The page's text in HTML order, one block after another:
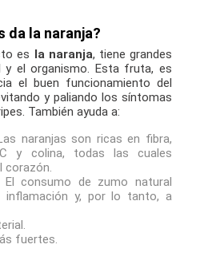
da la naranja?
es la naranja, tiene grandes
y el organismo. Esta fruta, es
el buen funcionamiento del
y paliando los síntomas
También ayuda a:
naranjas son ricas en fibra,
y colina, todas las cuales
corazón.
El consumo de zumo natural
inflamación y, por lo tanto, a
fuertes.